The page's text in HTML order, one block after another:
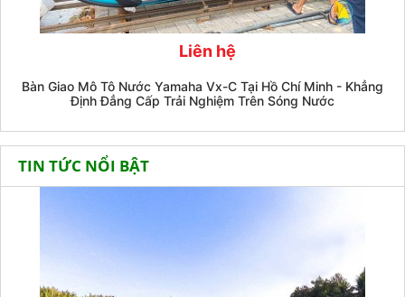
Liên hệ
Bàn Giao Mô Tô Nước Yamaha Vx-C Tại Hồ Chí Minh - Khẳng
Định Đẳng Cấp Trải Nghiệm Trên Sóng Nước
TIN TỨC NỔI BẬT